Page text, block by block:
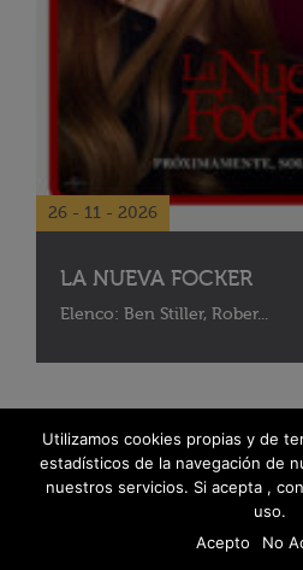
26 - 11 - 2026
LA NUEVA FOCKER
Elenco: Ben Stiller, Rober...
Utilizamos cookies propias y de
estadísticos de la navegación de
nuestros servicios. Si acepta ,
uso.
Acepto
No